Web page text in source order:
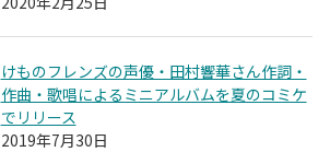
けものフレンズの声優・田村響華さん作詞・
作曲・歌唱によるミニアルバムを夏のコミケ
でリリース
2019年7月30日